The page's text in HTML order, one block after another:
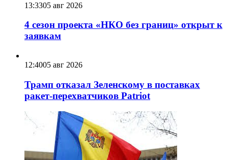
13:3305 авг 2026
4 сезон проекта «НКО без границ» открыт к
заявкам
12:4005 авг 2026
Трамп отказал Зеленскому в поставках
ракет-перехватчиков Patriot